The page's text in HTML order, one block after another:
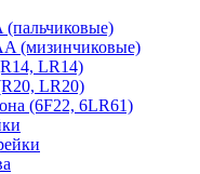
(пальчиковые)
(мизинчиковые)
LR14)
LR20)
(6F22, 6LR61)